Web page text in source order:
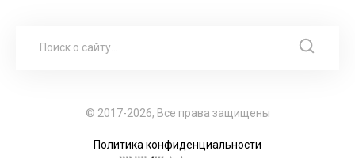
© 2017-2026, Все права защищены
Политика конфиденциальности